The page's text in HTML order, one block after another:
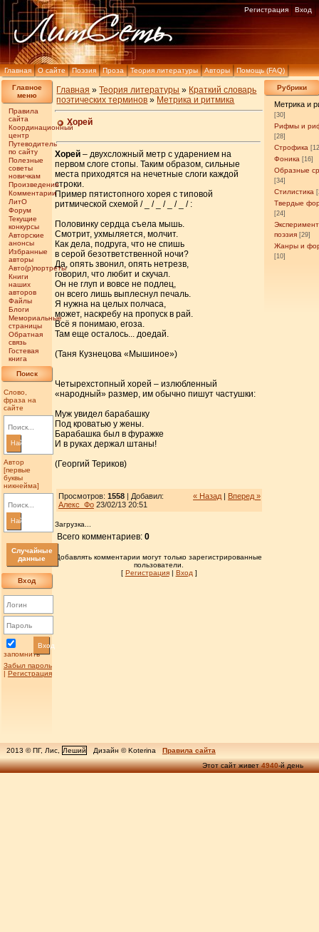
Главная О сайте Поэзия Проза Теория литературы Авторы Помощь (FAQ)
Регистрация Вход
Главное
меню
Правила
сайта
Координационный
центр
Путеводитель
по сайту
Полезные
советы
новичкам
Произведения
Комментарии
ЛитО
Форум
Текущие
конкурсы
Авторские
анонсы
Избранные
авторы
Авто(р)портреты
Книги
наших
авторов
Файлы
Блоги
Мемориальные
страницы
Обратная
связь
Гостевая
книга
Поиск
Слово,
фраза на
сайте
Найти
Автор
[первые
буквы
никнейма]
Найти
Случайные
данные
Вход
запомнить
Вход
Забыл пароль
| Регистрация
Рубрики
Метрика и
[30]
Рифмы и
[28]
Строфика
Фоника [16]
Образные
[34]
Стилистика
Твердые
[24]
поэзия [29]
Жанры и
[10]
Главная »Теория литературы » Краткий словарь
поэтических терминов » Метрика и ритмика
Хорей
Хорей – двухсложный метр с ударением на
первом слоге стопы. Таким образом, сильные
места приходятся на нечетные слоги каждой
строки.
Пример пятистопного хорея с типовой
ритмической схемой / _ / _ / _ / _ / :
Половинку сердца съела мышь.
Смотрит, ухмыляется, молчит.
Как дела, подруга, что не спишь
в серой безответственной ночи?
Да, опять звонил, опять нетрезв,
говорил, что любит и скучал.
Он не глуп и вовсе не подлец,
он всего лишь выплеснул печаль.
Я нужна на целых полчаса,
может, наскребу на пропуск в рай.
Всё я понимаю, егоза.
Там еще осталось... доедай.
(Таня Кузнецова «Мышиное»)
Четырехстопный хорей – излюбленный
«народный» размер, им обычно пишут частушки:
Муж увидел барабашку
Под кроватью у жены.
Барабашка был в фуражке
И в руках держал штаны!
(Георгий Териков)
« Назад | Вперед »
Просмотров: 1558| Добавил:
Алекс_Фо23/02/13 20:51
Загрузка...
Всего комментариев:0
Добавлять комментарии могут только зарегистрированные
пользователи.
[ Регистрация| Вход ]
2013 © ПГ, Лис, Леший Дизайн © Koterina
Правила сайта
Этот сайт живет4940-й день